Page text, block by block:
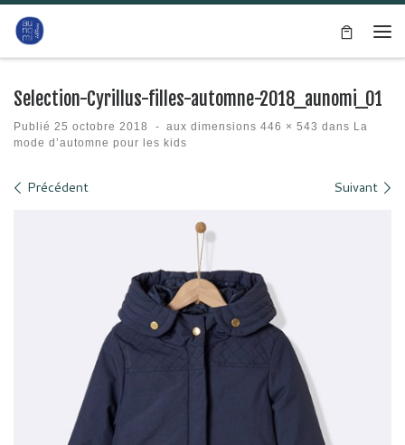
Passer au contenu
Selection-Cyrillus-filles-automne-2018_aunomi_01
Publié 25 octobre 2018 - aux dimensions 446 × 543 dans La
mode d’automne pour les kids
Navigation des images
Précédent Suivant